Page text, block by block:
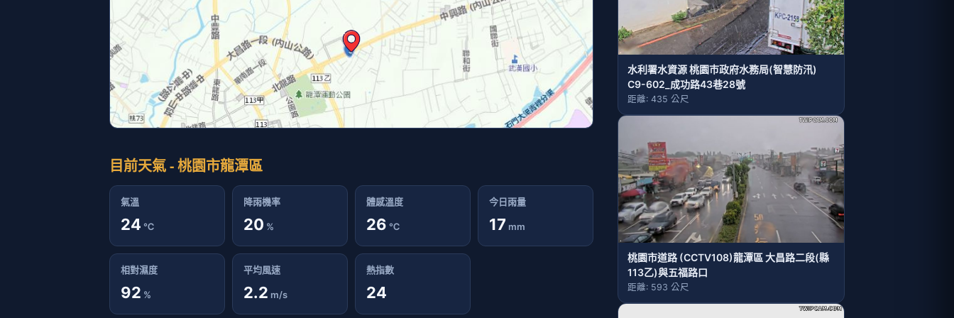
目前天氣 - 桃園市龍潭區
氣溫
24 ℃
降雨機率
20 %
體感溫度
26 ℃
今日雨量
17 mm
相對濕度
92 %
平均風速
2.2 m/s
熱指數
24
水利署水資源 桃園巿政府水務局(智慧防汛)
C9-602_成功路43巷28號
距離: 435 公尺
桃園市道路 (CCTV108)龍潭區 大昌路二段(縣
113乙)與五福路口
距離: 593 公尺